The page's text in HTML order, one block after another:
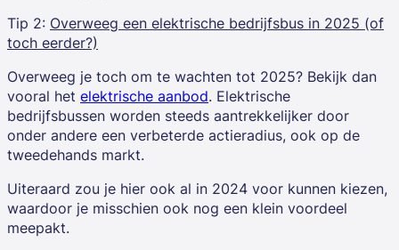
Tip 2: Overweeg een elektrische bedrijfsbus in 2025 (of
toch eerder?)
Overweeg je toch om te wachten tot 2025? Bekijk dan
vooral het elektrische aanbod. Elektrische
bedrijfsbussen worden steeds aantrekkelijker door
onder andere een verbeterde actieradius, ook op de
tweedehands markt.
Uiteraard zou je hier ook al in 2024 voor kunnen kiezen,
waardoor je misschien ook nog een klein voordeel
meepakt.